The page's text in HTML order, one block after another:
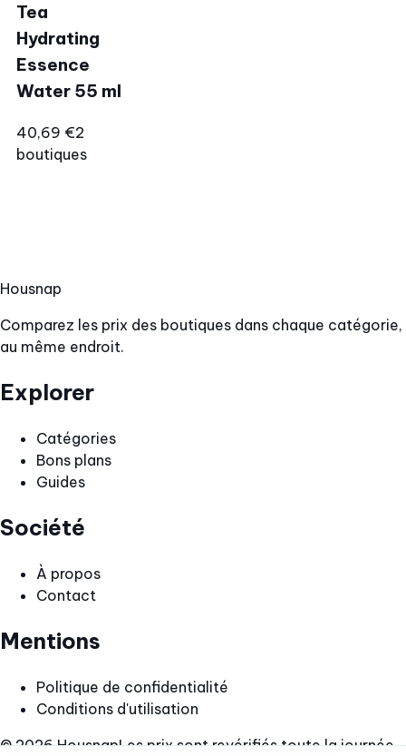
Tea
Hydrating
Essence
Water 55 ml
40,69 €2
boutiques
Housnap
Comparez les prix des boutiques dans chaque catégorie,
au même endroit.
Explorer
Catégories
Bons plans
Guides
Société
À propos
Contact
Mentions
Politique de confidentialité
Conditions d'utilisation
© 2026 HousnapLes prix sont revérifiés toute la journée.